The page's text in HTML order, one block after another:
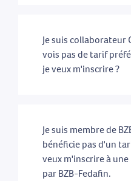
Je suis collaborateur
vois pas de tarif
je veux m'inscrire ?
Je suis membre de
bénéficie pas d'un
veux m'inscrire à
par BZB-Fedafin.